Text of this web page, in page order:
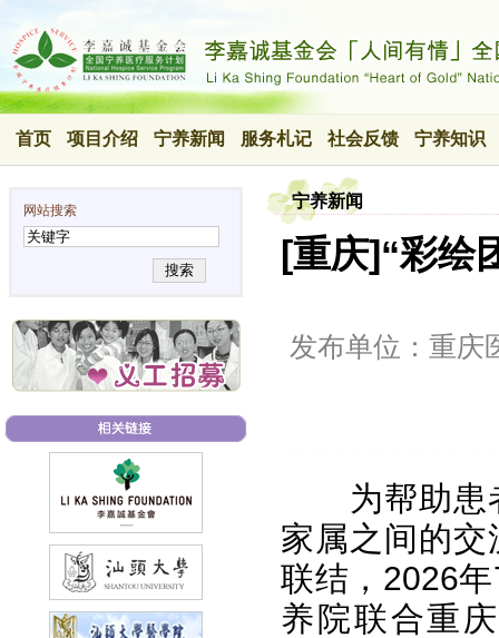
首页 项目介绍 宁养新闻 服务札记 社会反馈 宁养知识
网站搜索
搜索
宁养新闻
[重庆]“彩绘
发布单位：重庆
为帮助
家属之间的
联结，2026
养院联合重